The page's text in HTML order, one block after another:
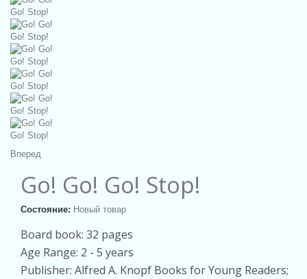
Вперед
Go! Go! Go! Stop!
Состояние: Новый товар
Board book: 32 pages
Age Range: 2 - 5 years
Publisher: Alfred A. Knopf Books for Young Readers;